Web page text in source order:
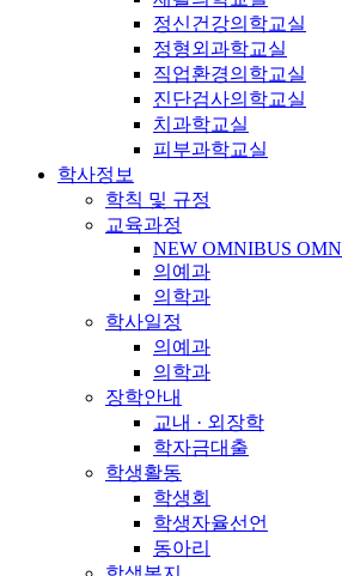
정신건강의학교실
정형외과학교실
직업환경의학교실
진단검사의학교실
치과학교실
피부과학교실
학사정보
학칙 및 규정
교육과정
NEW OMNIBUS
의예과
의학과
학사일정
의예과
의학과
장학안내
교내 · 외장학
학자금대출
학생활동
학생회
학생자율선언
동아리